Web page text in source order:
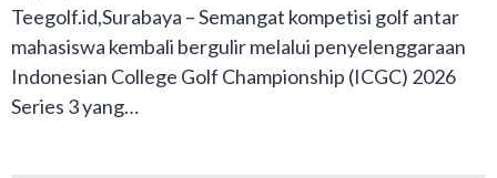
Teegolf.id,Surabaya – Semangat kompetisi golf antar
mahasiswa kembali bergulir melalui penyelenggaraan
Indonesian College Golf Championship (ICGC) 2026
Series 3 yang…